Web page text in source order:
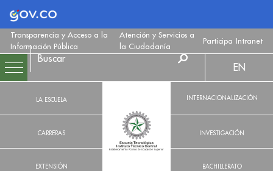
Logo Gobierno de Colombia
Transparencia y Acceso a la
Información Pública
Atención y Servicios a
la Ciudadanía
Participa Intranet
LA ESCUELA
CARRERAS
EXTENSIÓN
EN
INTERNACIONALIZACIÓN
INVESTIGACIÓN
BACHILLERATO